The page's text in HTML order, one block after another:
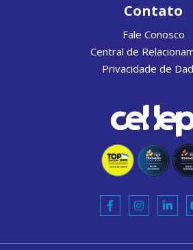
Contato
Fale Conosco
Central de
Privacidade de